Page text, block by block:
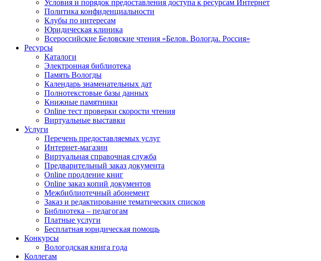
Условия и порядок предоставления доступа к ресурсам Интернет
Политика конфиденциальности
Клубы по интересам
Юридическая клиника
Всероссийские Беловские чтения «Белов. Вологда. Россия»
Ресурсы
Каталоги
Электронная библиотека
Память Вологды
Календарь знаменательных дат
Полнотекстовые базы данных
Книжные памятники
Online тест проверки скорости чтения
Виртуальные выставки
Услуги
Перечень предоставляемых услуг
Интернет-магазин
Виртуальная справочная служба
Предварительный заказ документа
Online продление книг
Online заказ копий документов
Межбиблиотечный абонемент
Заказ и редактирование тематических списков
Библиотека – педагогам
Платные услуги
Бесплатная юридическая помощь
Конкурсы
Вологодская книга года
Коллегам